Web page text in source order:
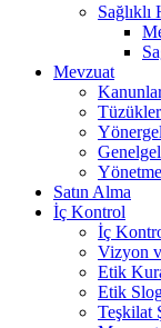
Mevzuat
Tüzükler
Satın Alma
İç Kontrol
İç
Vizyon
Etik
Etik
Teşkilat